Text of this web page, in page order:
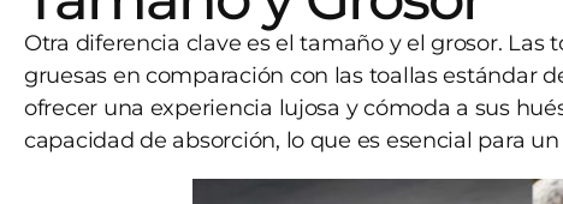
Otra diferencia clave es el tamaño y el grosor. Las
gruesas en comparación con las toallas estándar
ofrecer una experiencia lujosa y cómoda a sus
capacidad de absorción, lo que es esencial para